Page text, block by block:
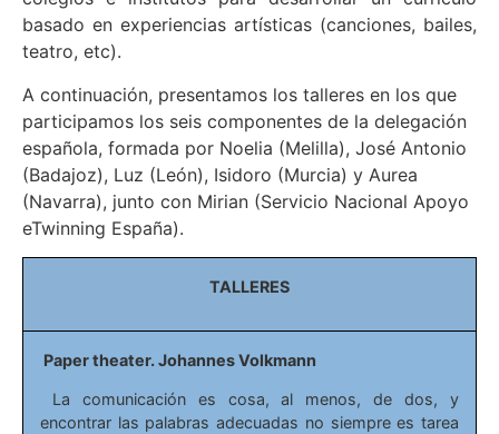
basado en experiencias artísticas (canciones, bailes,
teatro, etc).
A continuación, presentamos los talleres en los que
participamos los seis componentes de la delegación
española, formada por Noelia (Melilla), José Antonio
(Badajoz), Luz (León), Isidoro (Murcia) y Aurea
(Navarra), junto con Mirian (Servicio Nacional Apoyo
eTwinning España).
TALLERES
Paper theater. Johannes Volkmann
La comunicación es cosa, al menos, de dos, y
encontrar las palabras adecuadas no siempre es tarea